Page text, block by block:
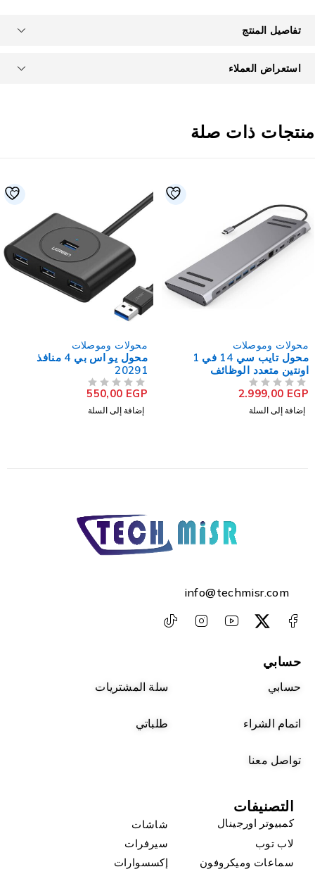
تفاصيل المنتج
استعراض العملاء
ذات صلة
محولات وموصلات
20291
550,00EGP
إضافة إلى السلة
محولات وموصلات
محول DVI الى 4 سن VGA
EGP
إضافة إلى السلة
info@techmisr.com
حسابي
حسابي سلة المشتريات
اتمام الشراء طلباتي
تواصل معنا
التصنيفات
كمبيوتر اورجينال
شاشات
لاب توب
سيرفرات
سماعات وميكروفون
إكسسوارات